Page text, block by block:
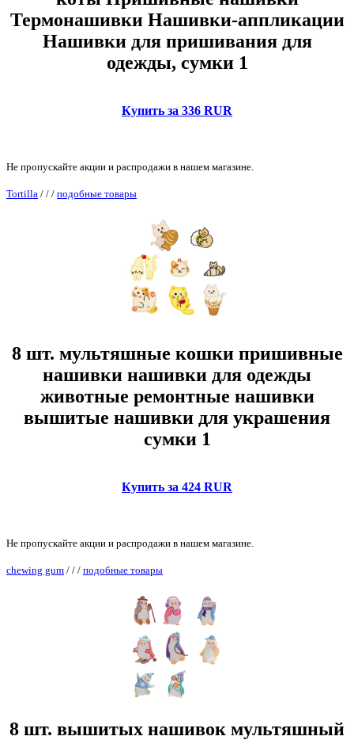
Термонашивки Нашивки-аппликации
Нашивки для пришивания для
одежды, сумки 1
Купить за 336 RUR
Не пропускайте акции и распродажи в нашем магазине.
Tortilla / / / подобные товары
8 шт. мультяшные кошки пришивные
нашивки нашивки для одежды
животные ремонтные нашивки
вышитые нашивки для украшения
сумки 1
Купить за 424 RUR
Не пропускайте акции и распродажи в нашем магазине.
chewing gum / / / подобные товары
8 шт. вышитых нашивок мультяшный